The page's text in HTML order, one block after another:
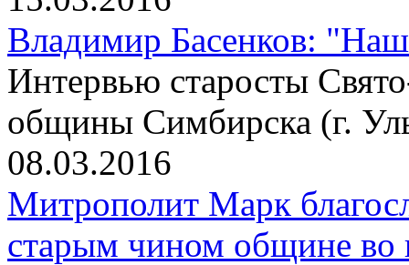
Владимир Басенков:
Интервью старосты
общины Симбирска (г.
08.03.2016
Митрополит Марк
старым чином общине во